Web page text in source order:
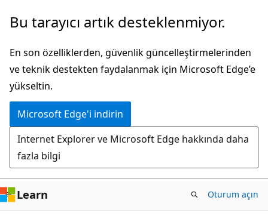
Ana
atla
Bu tarayıcı artık desteklenmiyor.
En son özelliklerden, güvenlik güncelleştirmelerinden
ve teknik destekten faydalanmak için Microsoft Edge’e
yükseltin.
Microsoft Edge'i indirin
Internet Explorer ve Microsoft Edge hakkında daha
fazla bilgi
Learn Oturum açın